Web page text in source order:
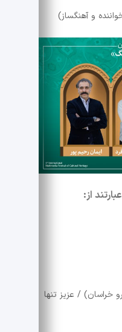
و آهنگساز)
از:
/ عزیز تنها